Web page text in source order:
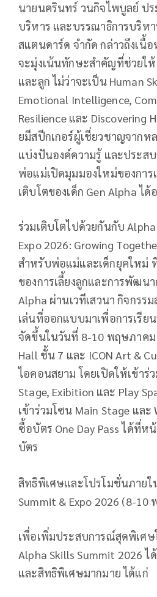
นายนครินทร์ วนกิจไพบูลย์ ปร
บริหาร และบรรณาธิการบริห
สแตนดาร์ด จำกัด กล่าวถึงเนื้
จะมุ่งเน้นทักษะสำคัญที่ช่วยให้
และลูก ไม่ว่าจะเป็น Human
Emotional Intelligence,
Resilience และ Discovering
ยมีสปีกเกอร์ผู้เชี่ยวชาญจากห
แบ่งปันองค์ความรู้ และประส
พ่อแม่เปิดมุมมองใหม่ของการ
เติบโตของเด็ก Gen Alpha ไ
ร่วมเติบโตไปด้วยกันกับ
Expo 2026: Growing
สำหรับพ่อแม่และเด็กยุคใหม่
ของการเลี้ยงลูกและการพัฒน
Alpha ผ่านเวทีเสวนา กิจกรร
เล่นที่ออกแบบมาเพื่อการเรีย
จัดขึ้นในวันที่ 8-10 พฤษภาคม
Hall ชั้น 7 และ ICON Art &
ไอคอนสยาม โดยเปิดให้เข้าร่
Stage, Exibition และ Play
เข้าร่วมโซน Main Stage และ
ซื้อบัตร One Day Pass ได้ที่
บัตร
สิทธิพิเศษและโปรโมชั่นภายใ
Summit & Expo 2026 (8-10
เพื่อเพิ่มประสบการณ์สุดพิเศษ
Alpha Skills Summit 2026 ไ
และสิทธิพิเศษมากมาย ได้แก่